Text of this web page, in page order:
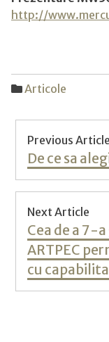
http://
Articole
Post
Previous Article
Previous
post:
De ce sa
Next Article
Next
post:
Cea de a 7-
ARTPEC
cu